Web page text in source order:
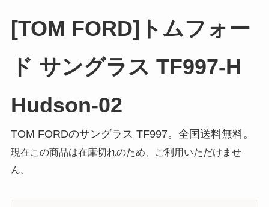
[TOM FORD]トムフォー
ド サングラス TF997-H
Hudson-02
TOM FORDのサングラス TF997。全国送料無料。
現在この商品は在庫切れのため、ご利用いただけませ
ん。